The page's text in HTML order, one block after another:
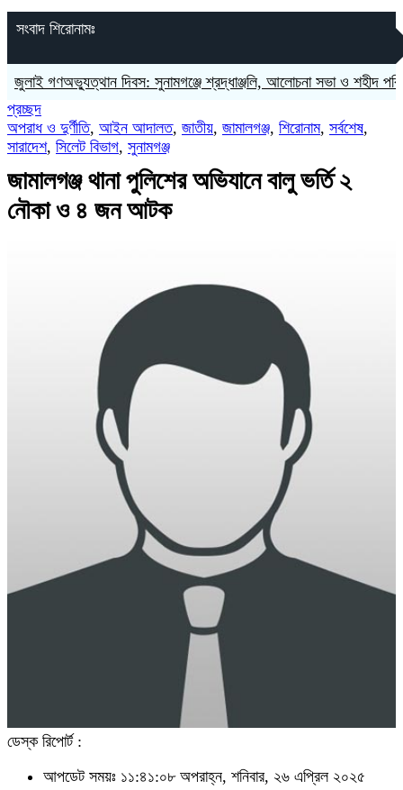
সংবাদ শিরোনামঃ
গণঅভ্যুত্থান দিবস: সুনামগঞ্জে শ্রদ্ধাঞ্জলি, আলোচনা সভা ও শহীদ পরিবারকে
প্রচ্ছদ
অপরাধ ও দুর্ণীতি, আইন আদালত, জাতীয়, জামালগঞ্জ, শিরোনাম, সর্বশেষ,
সারাদেশ, সিলেট বিভাগ, সুনামগঞ্জ
জামালগঞ্জ থানা পুলিশের অভিযানে বালু ভর্তি ২
নৌকা ও ৪ জন আটক
ডেস্ক রিপোর্ট :
আপডেট সময়ঃ ১১:৪১:০৮ অপরাহ্ন, শনিবার, ২৬ এপ্রিল ২০২৫